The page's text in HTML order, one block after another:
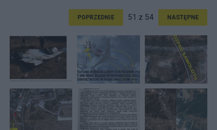
POPRZEDNIE 51 z 54 NASTĘPNE